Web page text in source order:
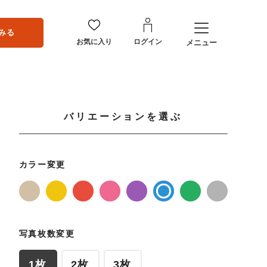
る
お気に入り ログイン メニュー
バリエーションを選ぶ
カラー変更
写真枚数変更
1枚 2枚 3枚